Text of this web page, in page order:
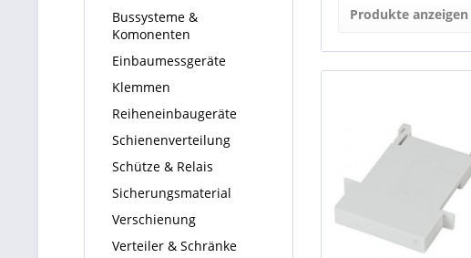
Bussysteme &
Komonenten
Einbaumessgeräte
Klemmen
Reiheneinbaugeräte
Schienenverteilung
Schütze & Relais
Sicherungsmaterial
Verschienung
Verteiler & Schränke
Produkte anzeigen